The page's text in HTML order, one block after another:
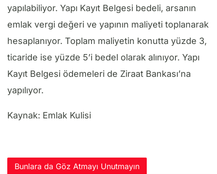
yapılabiliyor. Yapı Kayıt Belgesi bedeli, arsanın
emlak vergi değeri ve yapının maliyeti toplanarak
hesaplanıyor. Toplam maliyetin konutta yüzde 3,
ticaride ise yüzde 5’i bedel olarak alınıyor. Yapı
Kayıt Belgesi ödemeleri de Ziraat Bankası’na
yapılıyor.
Kaynak: Emlak Kulisi
Bunlara da Göz Atmayı Unutmayın